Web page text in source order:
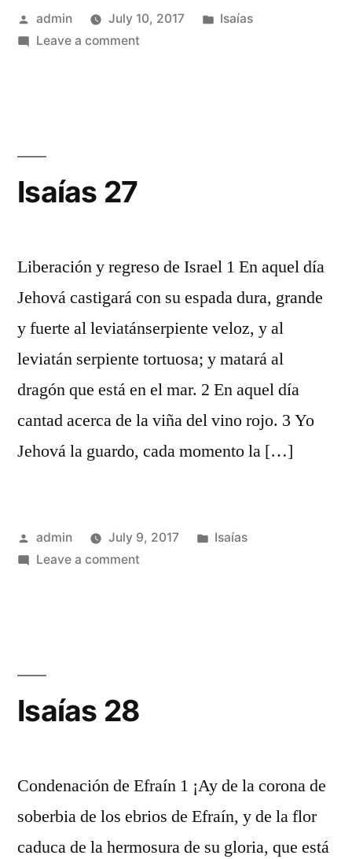
Posted
by
admin July 10, 2017
Posted
Isaías
Leave a commenton
Isaías 27
Liberación y regreso de Israel 1 En aquel día
Jehová castigará con su espada dura, grande
y fuerte al leviatánserpiente veloz, y al
leviatán serpiente tortuosa; y matará al
dragón que está en el mar. 2 En aquel día
cantad acerca de la viña del vino rojo. 3 Yo
Jehová la guardo, cada momento la […]
Posted
by
admin July 9, 2017
Posted
Isaías
Leave a commenton
Isaías 28
Condenación de Efraín 1 ¡Ay de la corona de
soberbia de los ebrios de Efraín, y de la flor
caduca de la hermosura de su gloria, que está